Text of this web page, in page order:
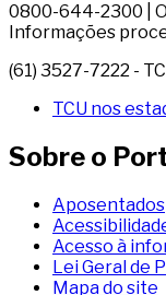
0800-644-2300 |
Informações
(61) 3527-7222 -
TCU nos
Sobre o
Aposentados
Acesso à
Lei Geral de
Mapa do site